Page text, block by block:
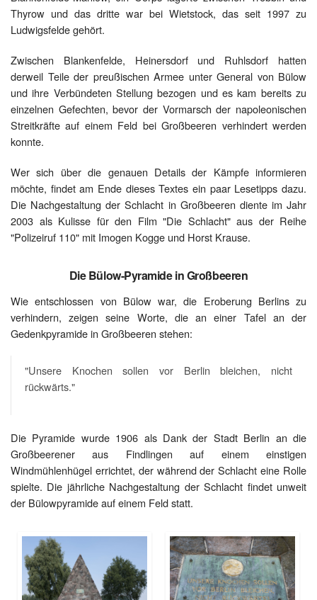
Thyrow und das dritte war bei Wietstock, das seit 1997 zu
Ludwigsfelde gehört.
Zwischen Blankenfelde, Heinersdorf und Ruhlsdorf hatten
derweil Teile der preußischen Armee unter General von Bülow
und ihre Verbündeten Stellung bezogen und es kam bereits zu
einzelnen Gefechten, bevor der Vormarsch der napoleonischen
Streitkräfte auf einem Feld bei Großbeeren verhindert werden
konnte.
Wer sich über die genauen Details der Kämpfe informieren
möchte, findet am Ende dieses Textes ein paar Lesetipps dazu.
Die Nachgestaltung der Schlacht in Großbeeren diente im Jahr
2003 als Kulisse für den Film "Die Schlacht" aus der Reihe
"Polizeiruf 110" mit Imogen Kogge und Horst Krause.
Die Bülow-Pyramide in Großbeeren
Wie entschlossen von Bülow war, die Eroberung Berlins zu
verhindern, zeigen seine Worte, die an einer Tafel an der
Gedenkpyramide in Großbeeren stehen:
"Unsere Knochen sollen vor Berlin bleichen, nicht
rückwärts."
Die Pyramide wurde 1906 als Dank der Stadt Berlin an die
Großbeerener aus Findlingen auf einem einstigen
Windmühlenhügel errichtet, der während der Schlacht eine Rolle
spielte. Die jährliche Nachgestaltung der Schlacht findet unweit
der Bülowpyramide auf einem Feld statt.